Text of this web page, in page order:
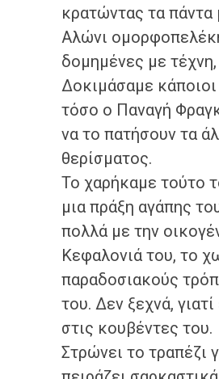
κρατώντας τα
Αλώνι
δομημένες με
Δοκιμάσαμε
τόσο ο Παναγή
να το πατήσουν τα
θερίσματος.
Το χαρήκαμε τούτο
μια πράξη αγάπης
πολλά με την
Κεφαλονιά του, το
παραδοσιακούς
του. Δεν ξεχνά,
στις κουβέντες του.
Στρώνει το τραπέζι